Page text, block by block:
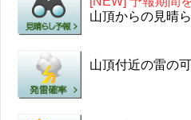
山頂からの見晴
山頂付近の雷の